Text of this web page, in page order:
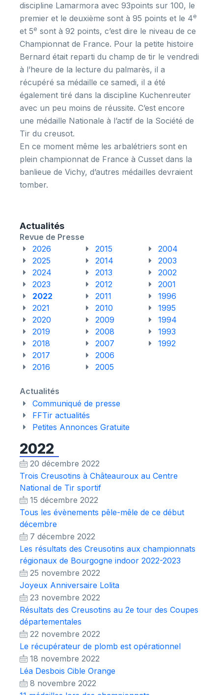
discipline Lamarmora avec 93points sur 100, le
premier et le deuxième sont à 95 points et le 4e
et 5e sont à 92 points, c’est dire le niveau de ce
Championnat de France. Pour la petite histoire
Bernard était reparti du champ de tir le vendredi
à l’heure de la lecture du palmarès, il a
récupéré sa médaille ce samedi, il a été
également tiré dans la discipline Kuchenreuter
avec un peu moins de réussite. C’est encore
une médaille Nationale à l’actif de la Société de
Tir du creusot.
En ce moment même les arbalétriers sont en
plein championnat de France à Cusset dans la
banlieue de Vichy, d’autres médailles devraient
tomber.
Actualités
Revue de Presse
2026
2025
2024
2023
2022
2021
2020
2019
2018
2017
2016
2015
2014
2013
2012
2011
2010
2009
2008
2007
2006
2005
2004
2003
2002
2001
1996
1995
1994
1993
1992
Actualités
Communiqué de presse
FFTir actualités
Petites Annonces Gratuite
2022
20 décembre 2022
Trois Creusotins à Châteauroux au Centre
National de Tir sportif
15 décembre 2022
Tous les évènements pêle-mêle de ce début
décembre
7 décembre 2022
Les résultats des Creusotins aux championnats
régionaux de Bourgogne indoor 2022-2023
25 novembre 2022
Joyeux Anniversaire Lolita
23 novembre 2022
Résultats des Creusotins au 2e tour des Coupes
départementales
22 novembre 2022
Le récupérateur de plomb est opérationnel
18 novembre 2022
Léa Desbois Cible Orange
8 novembre 2022